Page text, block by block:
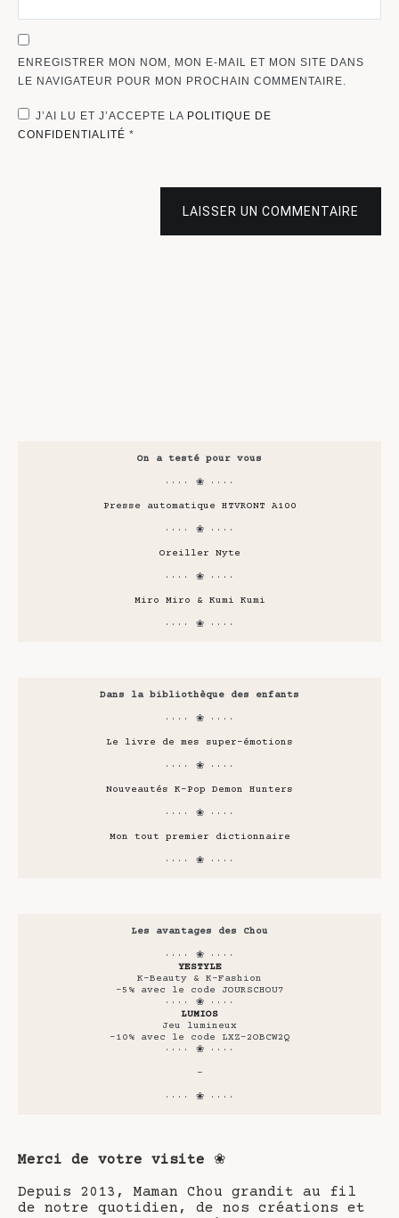
ENREGISTRER MON NOM, MON E-MAIL ET MON SITE DANS
LE NAVIGATEUR POUR MON PROCHAIN COMMENTAIRE.
J’AI LU ET J’ACCEPTE LA POLITIQUE DE
CONFIDENTIALITÉ *
LAISSER UN COMMENTAIRE
On a testé pour vous
···· ❀ ····
Presse automatique HTVRONT A100
···· ❀ ····
Oreiller Nyte
···· ❀ ····
Miro Miro & Kumi Kumi
···· ❀ ····
Dans la bibliothèque des enfants
···· ❀ ····
Le livre de mes super-émotions
···· ❀ ····
Nouveautés K-Pop Demon Hunters
···· ❀ ····
Mon tout premier dictionnaire
···· ❀ ····
Les avantages des Chou
···· ❀ ····
YESTYLE
K-Beauty & K-Fashion
-5% avec le code JOURSCHOU7
···· ❀ ····
LUMIOS
Jeu lumineux
-10% avec le code LXZ-2OBCW2Q
···· ❀ ····
-
···· ❀ ····
Merci de votre visite ❀
Depuis 2013, Maman Chou grandit au fil
de notre quotidien, de nos créations et